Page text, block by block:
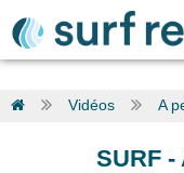
Vidéos A
SURF-